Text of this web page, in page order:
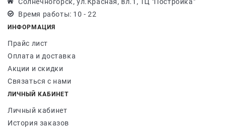
Солнечногорск, ул.Красная, вл.1, ТЦ "Постройка"
Время работы: 10 - 22
ИНФОРМАЦИЯ
Прайс лист
Оплата и доставка
Акции и скидки
Связаться с нами
ЛИЧНЫЙ КАБИНЕТ
Личный кабинет
История заказов